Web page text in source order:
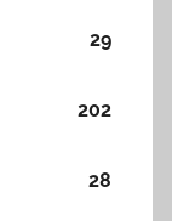
29
202
28